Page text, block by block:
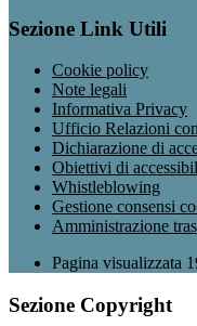
Sezione Link Utili
Cookie policy
Note legali
Informativa Privacy
Ufficio Relazioni
Dichiarazione di
Obiettivi di
Whistleblowing
Gestione consensi
Amministrazione
Pagina visualizzata
Sezione Copyright